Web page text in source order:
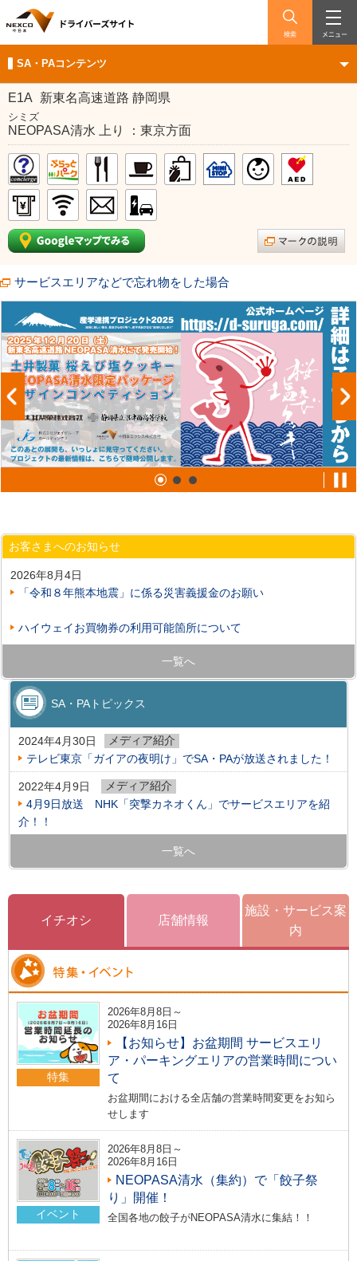
検索 メニュー
SA・PAコンテンツ
E1A 新東名高速道路 静岡県
シミズ
NEOPASA清水 上り ：東京方面
サービスエリアなどで忘れ物をした場合
お客さまへのお知らせ
2026年8月4日
「令和８年熊本地震」に係る災害義援金のお願い
ハイウェイお買物券の利用可能箇所について
一覧へ
SA・PAトピックス
2024年4月30日
メディア紹介
テレビ東京「ガイアの夜明け」でSA・PAが放送されました！
2022年4月9日
メディア紹介
4月9日放送 NHK「突撃カネオくん」でサービスエリアを紹
介！！
一覧へ
イチオシ 店舗情報
施設・サービス案
内
特集
2026年8月8日～
2026年8月16日
【お知らせ】お盆期間 サービスエリ
ア・パーキングエリアの営業時間につい
て
お盆期間における全店舗の営業時間変更をお知ら
せします
イベント
2026年8月8日～
2026年8月16日
NEOPASA清水（集約）で「餃子祭
り」開催！
全国各地の餃子がNEOPASA清水に集結！！